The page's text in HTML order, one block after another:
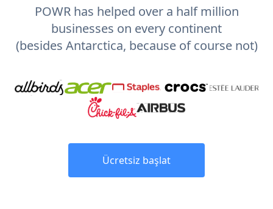
POWR has helped over a half million
businesses on every continent
(besides Antarctica, because of course not)
Ücretsiz başlat